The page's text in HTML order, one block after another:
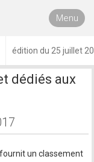
Menu
édition du 25 juillet
dédiés aux
fournit un classement